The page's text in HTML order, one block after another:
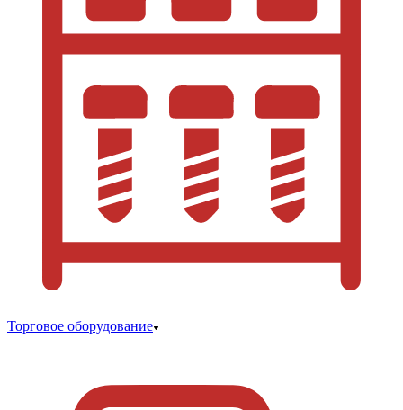
Торговое оборудование